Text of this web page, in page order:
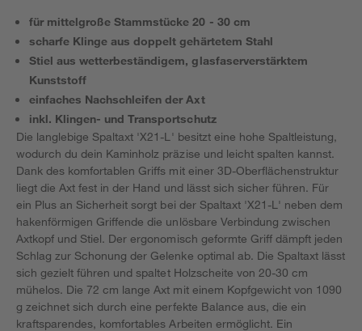
für mittelgroße Stammstücke 20 - 30 cm
scharfe Klinge aus doppelt gehärtetem Stahl
Stiel aus wetterbeständigem, glasfaserverstärktem
Kunststoff
einfaches Nachschleifen der Axt
inkl. Klingen- und Transportschutz
Die langlebige Spaltaxt 'X21-L' besitzt eine hohe Spaltleistung,
wodurch du dein Kaminholz präzise und leicht spalten kannst.
Dank des komfortablen Griffs mit einer 3D-Oberflächenstruktur
liegt die Axt fest in der Hand und lässt sich sicher führen. Für
ein Plus an Sicherheit sorgt bei der Spaltaxt 'X21-L' neben dem
hakenförmigen Griffende die unlösbare Verbindung zwischen
Axtkopf und Stiel. Der ergonomisch geformte Griff dämpft jeden
Schlag zur Schonung der Gelenke optimal ab. Die Spaltaxt lässt
sich gezielt führen und spaltet Holzscheite von 20-30 cm
mühelos. Die 72 cm lange Axt mit einem Kopfgewicht von 1090
g zeichnet sich durch eine perfekte Balance aus, die ein
kraftsparendes, komfortables Arbeiten ermöglicht. Ein